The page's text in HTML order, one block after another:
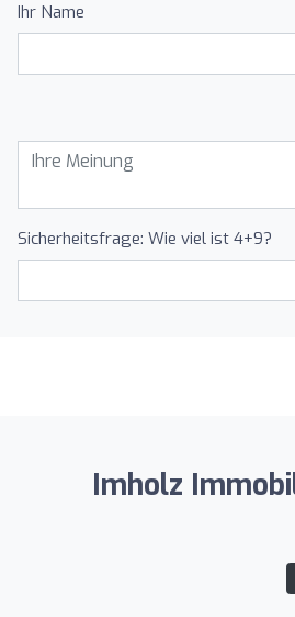
Ihr Name
Sicherheitsfrage: Wie viel ist 4+9?
Imholz